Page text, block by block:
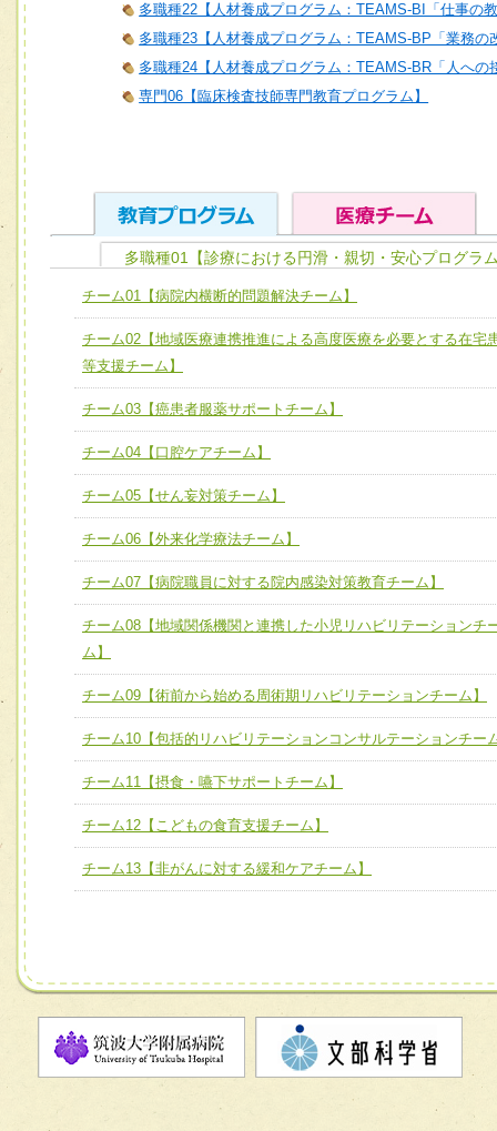
多職種22【人材養成プログラム：TEAMS-BI「仕事の
多職種23【人材養成プログラム：TEAMS-BP「業務の
多職種24【人材養成プログラム：TEAMS-BR「人への
専門06【臨床検査技師専門教育プログラム】
ユニット１ 医療人としての基礎能力
全人的医療を実践する医療人として、必要な基礎能力を身
ける
必要に応じて柔軟に医療チームを組織し、強調できる
ユニット３ 多職種連携力
他職種の視点とスキルを学び、相互理解と連携を深める
チーム01【病院内横断的問題解決チーム】
チーム02【地域医療連携推進による高度医療を必要とする
宅患者等支援チーム】
チーム05【せん妄対策チーム】
チーム06【外来化学療法チーム】
チーム07【病院職員に対する院内感染対策教育チーム】
チーム08【地域関係機関と連携した小児リハビリテーショ
チーム09【術前から始める周術期リハビリテーションチー
ム】
チーム10【包括的リハビリテーションコンサルテーション
ーム】
チーム11【摂食・嚥下サポートチーム】
チーム12【こどもの食育支援チーム】
多職種01【診療における円滑・親切・安心プログラ
チーム01【病院内横断的問題解決チーム】
チーム02【地域医療連携推進による高度医療を必要とする在宅
等支援チーム】
チーム03【癌患者服薬サポートチーム】
チーム04【口腔ケアチーム】
チーム05【せん妄対策チーム】
チーム06【外来化学療法チーム】
チーム07【病院職員に対する院内感染対策教育チーム】
チーム08【地域関係機関と連携した小児リハビリテーションチ
ム】
チーム09【術前から始める周術期リハビリテーションチーム】
チーム10【包括的リハビリテーションコンサルテーションチー
チーム11【摂食・嚥下サポートチーム】
チーム12【こどもの食育支援チーム】
チーム13【非がんに対する緩和ケアチーム】